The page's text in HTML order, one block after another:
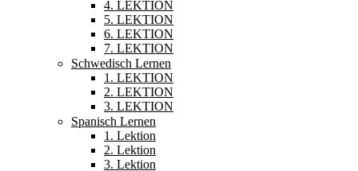
4. LEKTION
5. LEKTION
6. LEKTION
7. LEKTION
Schwedisch Lernen
1. LEKTION
2. LEKTION
3. LEKTION
Spanisch Lernen
1. Lektion
2. Lektion
3. Lektion